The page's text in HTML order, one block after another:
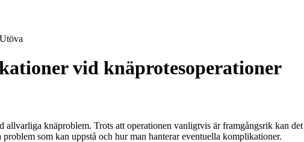
Utöva
vid knäprotesoperationer
allvarliga knäproblem. Trots att operationen vanligtvis är framgångsrik kan
som kan uppstå och hur man hanterar eventuella komplikationer.